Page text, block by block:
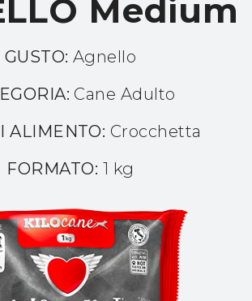
Medium
GUSTO: Agnello
Cane Adulto
ALIMENTO: Crocchetta
FORMATO: 1 kg